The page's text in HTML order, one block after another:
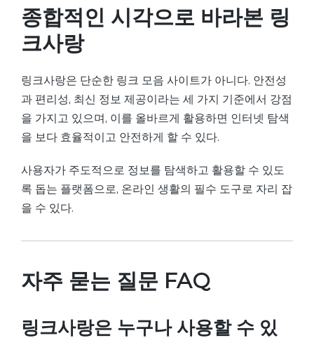
종합적인 시각으로 바라본 링
크사랑
링크사랑은 단순한 링크 모음 사이트가 아니다. 안전성
과 편리성, 최신 정보 제공이라는 세 가지 기준에서 강점
을 가지고 있으며, 이를 올바르게 활용하면 인터넷 탐색
을 보다 효율적이고 안전하게 할 수 있다.
사용자가 주도적으로 정보를 탐색하고 활용할 수 있도
록 돕는 플랫폼으로, 온라인 생활의 필수 도구로 자리 잡
을 수 있다.
자주 묻는 질문 FAQ
링크사랑은 누구나 사용할 수 있